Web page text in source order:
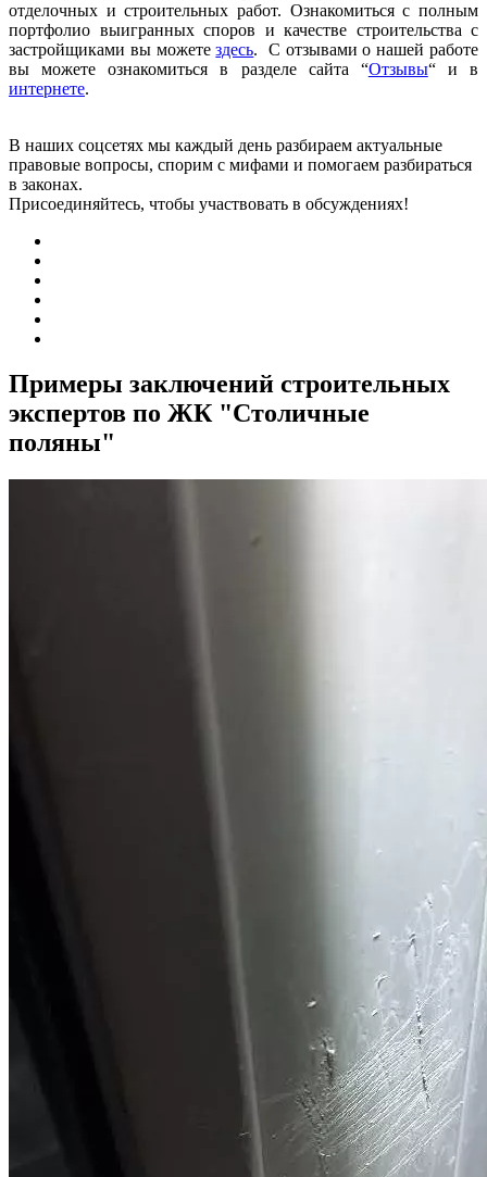
отделочных и строительных работ. Ознакомиться с полным
портфолио выигранных споров и качестве строительства с
застройщиками вы можетездесь. С отзывами о нашей работе
вы можете ознакомиться в разделе сайта “Отзывы“ и в
интернете.
В наших соцсетях мы каждый день разбираем актуальные
правовые вопросы, спорим с мифами и помогаем разбираться
в законах.
Присоединяйтесь, чтобы участвовать в обсуждениях!
Примеры заключений строительных
экспертов по ЖК "Столичные
поляны"